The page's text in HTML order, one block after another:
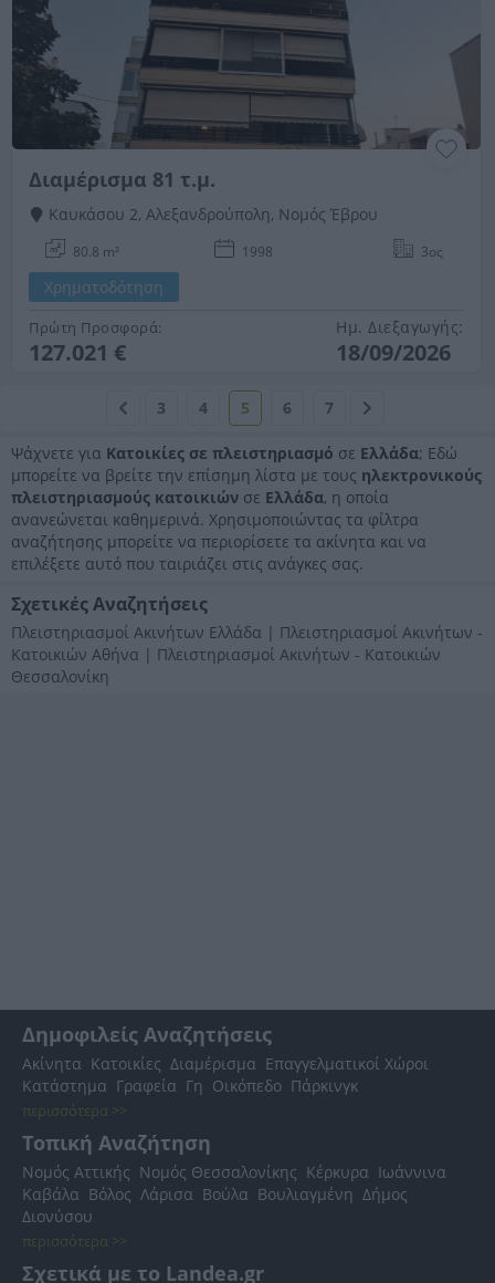
Διαμέρισμα 81 τ.μ.
Καυκάσου 2, Αλεξανδρούπολη, Νομός Έβρου
80.8 m² 1998 3ος
Χρηματοδότηση
Πρώτη Προσφορά:
127.021 €
Ημ. Διεξαγωγής:
18/09/2026
3 4 5 6 7
Ψάχνετε για Κατοικίες σε πλειστηριασμό σε Ελλάδα; Εδώ
μπορείτε να βρείτε την επίσημη λίστα με τους ηλεκτρονικούς
πλειστηριασμούς κατοικιών σε Ελλάδα, η οποία
ανανεώνεται καθημερινά. Χρησιμοποιώντας τα φίλτρα
αναζήτησης μπορείτε να περιορίσετε τα ακίνητα και να
επιλέξετε αυτό που ταιριάζει στις ανάγκες σας.
Σχετικές Αναζητήσεις
Πλειστηριασμοί Ακινήτων Ελλάδα | Πλειστηριασμοί Ακινήτων -
Κατοικιών Αθήνα | Πλειστηριασμοί Ακινήτων - Κατοικιών
Θεσσαλονίκη
Δημοφιλείς Αναζητήσεις
Ακίνητα Κατοικίες Διαμέρισμα Επαγγελματικοί Χώροι
Κατάστημα Γραφεία Γη Οικόπεδο Πάρκινγκ
περισσότερα >>
Τοπική Αναζήτηση
Νομός Αττικής Νομός Θεσσαλονίκης Κέρκυρα Ιωάννινα
Καβάλα Βόλος Λάρισα Βούλα Βουλιαγμένη Δήμος
Διονύσου
περισσότερα >>
Σχετικά με το Landea.gr